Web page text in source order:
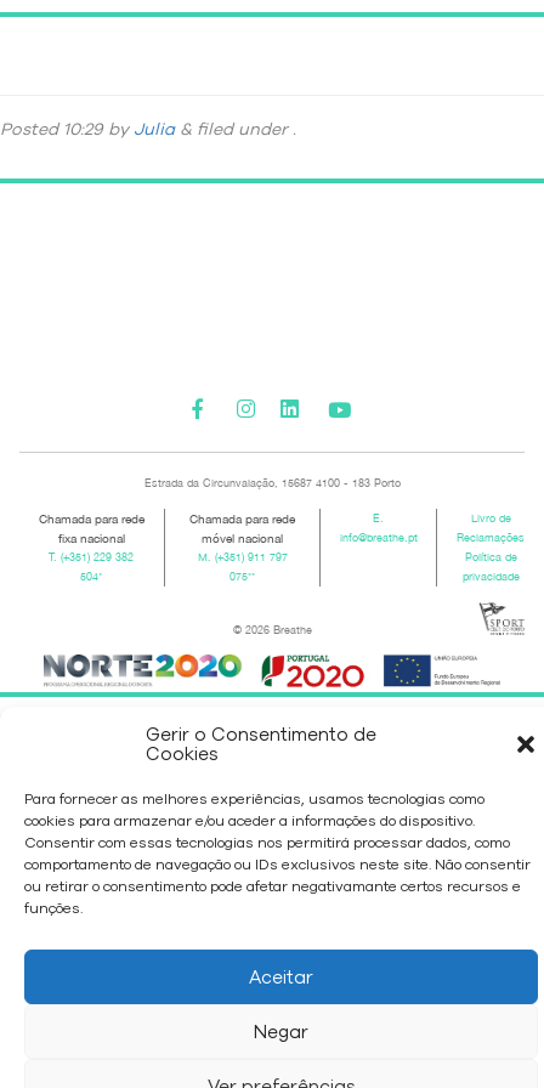
Gerir o Consentimento de
Cookies
Para fornecer as melhores experiências, usamos tecnologias como
cookies para armazenar e/ou aceder a informações do dispositivo.
Consentir com essas tecnologias nos permitirá processar dados, como
comportamento de navegação ou IDs exclusivos neste site. Não consentir
ou retirar o consentimento pode afetar negativamante certos recursos e
funções.
Aceitar
Negar
Posted 10:29by Julia & filed under .
Estrada da Circunvalação, 15687 4100 - 183 Porto
Chamada para rede
fixa nacional
T.(+351) 229 382
504*
Chamada para rede
móvel nacional
M. (+351) 911 797
075**
E.
info@breathe.pt
Livro de
Reclamações
Política de
privacidade
© 2026 Breathe